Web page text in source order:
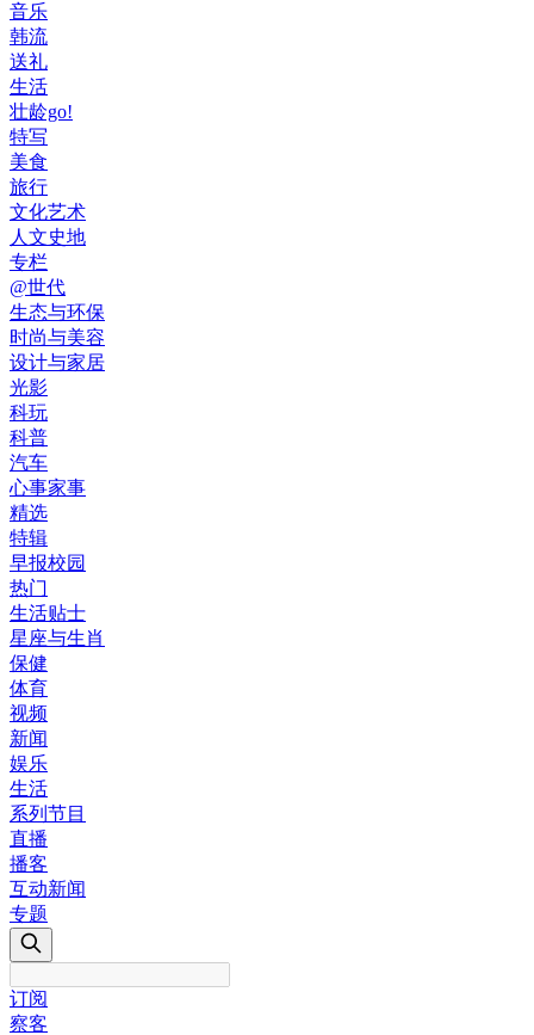
音乐
韩流
送礼
生活
壮龄go!
特写
美食
旅行
文化艺术
人文史地
专栏
@世代
生态与环保
时尚与美容
设计与家居
光影
科玩
科普
汽车
心事家事
精选
特辑
早报校园
热门
生活贴士
星座与生肖
保健
体育
视频
新闻
娱乐
生活
系列节目
直播
播客
互动新闻
专题
订阅
察客